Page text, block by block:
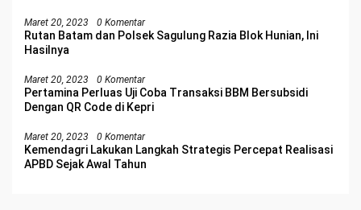
Maret 20, 2023 0 Komentar
Rutan Batam dan Polsek Sagulung Razia Blok Hunian, Ini
Hasilnya
Maret 20, 2023 0 Komentar
Pertamina Perluas Uji Coba Transaksi BBM Bersubsidi
Dengan QR Code di Kepri
Maret 20, 2023 0 Komentar
Kemendagri Lakukan Langkah Strategis Percepat Realisasi
APBD Sejak Awal Tahun